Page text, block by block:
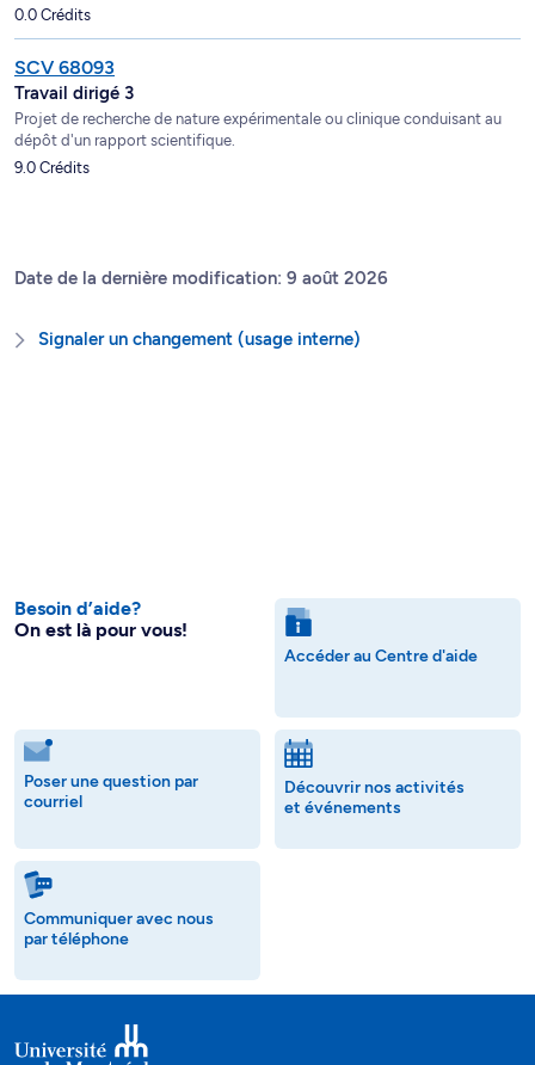
0.0 Crédits
SCV 68093
Travail dirigé 3
Projet de recherche de nature expérimentale ou clinique conduisant au
dépôt d'un rapport scientifique.
9.0 Crédits
Date de la dernière modification: 9 août 2026
Signaler un changement (usage interne)
Besoin d’aide?
On est là pour vous!
Accéder au Centre d'aide
Poser une question par
courriel
Découvrir nos activités
et événements
Communiquer avec nous
par téléphone